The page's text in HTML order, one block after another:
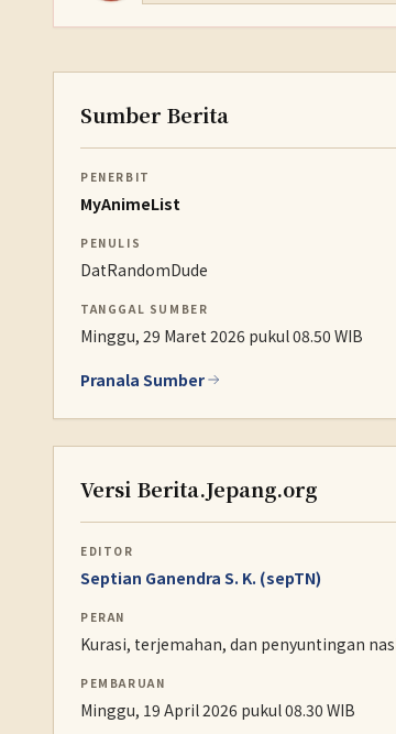
Sumber Berita
PENERBIT
MyAnimeList
PENULIS
DatRandomDude
TANGGAL SUMBER
Minggu, 29 Maret 2026 pukul 08.50 WIB
Pranala Sumber
Versi Berita.Jepang.org
EDITOR
Septian Ganendra S. K. (sepTN)
PERAN
Kurasi, terjemahan, dan penyuntingan
PEMBARUAN
Minggu, 19 April 2026 pukul 08.30 WIB